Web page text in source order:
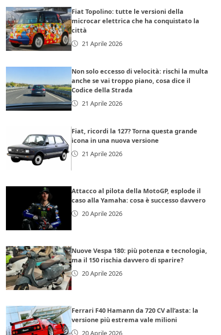
Fiat Topolino: tutte le versioni della
microcar elettrica che ha conquistato la
città
21 Aprile 2026
Non solo eccesso di velocità: rischi la multa
anche se vai troppo piano, cosa dice il
Codice della Strada
21 Aprile 2026
Fiat, ricordi la 127? Torna questa grande
icona in una nuova versione
21 Aprile 2026
Attacco al pilota della MotoGP, esplode il
caso alla Yamaha: cosa è successo davvero
20 Aprile 2026
Nuove Vespa 180: più potenza e tecnologia,
ma il 150 rischia davvero di sparire?
20 Aprile 2026
Ferrari F40 Hamann da 720 CV all’asta: la
versione più estrema vale milioni
20 Aprile 2026